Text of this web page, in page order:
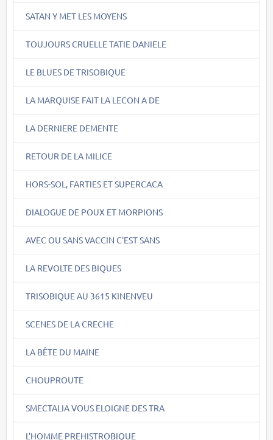
SATAN Y MET LES MOYENS
TOUJOURS CRUELLE TATIE DANIELE
LE BLUES DE TRISOBIQUE
LA MARQUISE FAIT LA LECON A DE
LA DERNIERE DEMENTE
RETOUR DE LA MILICE
HORS-SOL, FARTIES ET SUPERCACA
DIALOGUE DE POUX ET MORPIONS
AVEC OU SANS VACCIN C'EST SANS
LA REVOLTE DES BIQUES
TRISOBIQUE AU 3615 KINENVEU
SCENES DE LA CRECHE
LA BÊTE DU MAINE
CHOUPROUTE
SMECTALIA VOUS ELOIGNE DES TRA
L'HOMME PREHISTROBIQUE